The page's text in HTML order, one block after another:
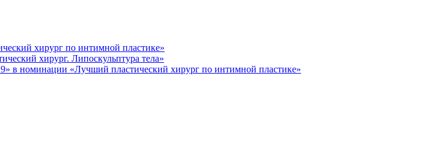
хирург по интимной пластике»
хирург. Липоскульптура тела»
в номинации «Лучший пластический хирург по интимной пластике»